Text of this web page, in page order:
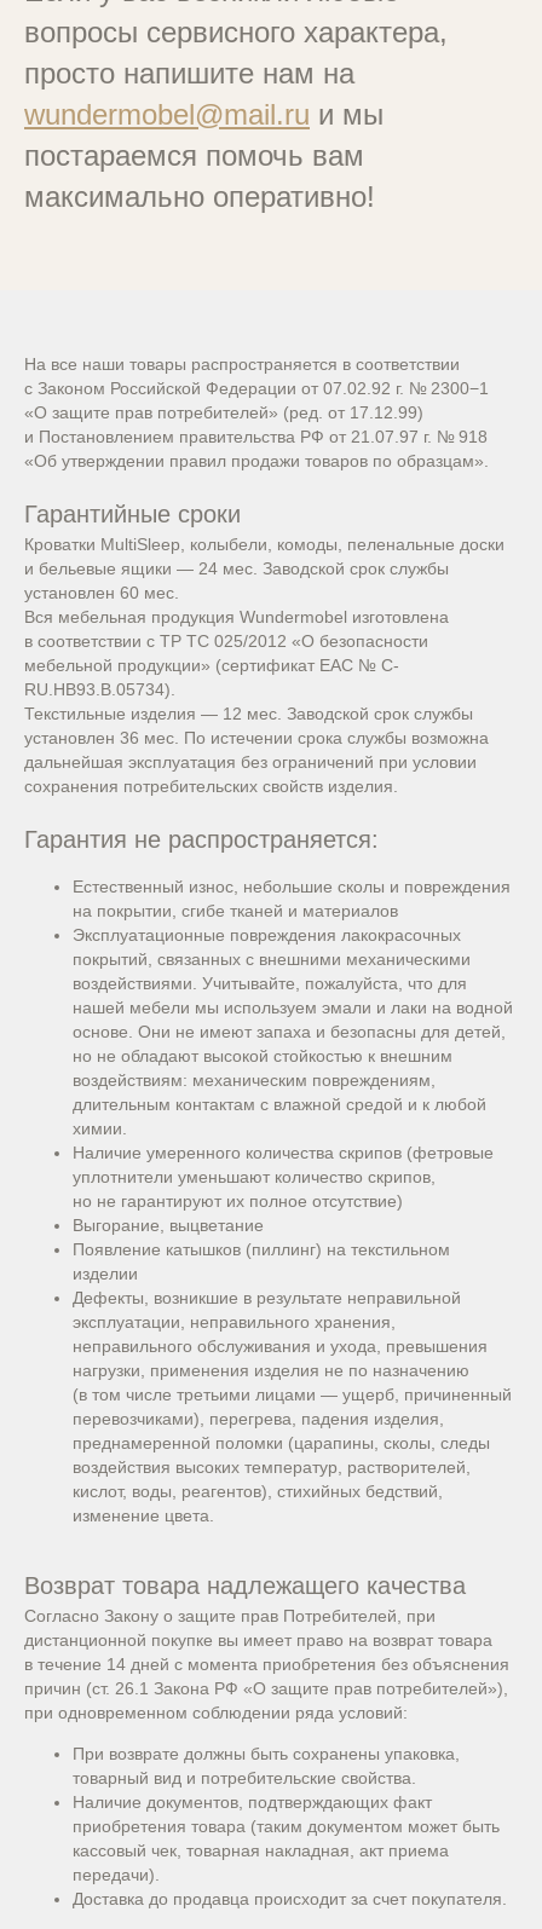
вопросы сервисного характера,
просто напишите нам на
wundermobel@mail.ru и мы
постараемся помочь вам
максимально оперативно!
На все наши товары распространяется в соответствии
с Законом Российской Федерации от 07.02.92 г. № 2300−1
«О защите прав потребителей» (ред. от 17.12.99)
и Постановлением правительства РФ от 21.07.97 г. № 918
«Об утверждении правил продажи товаров по образцам».
Гарантийные сроки
Кроватки MultiSleep, колыбели, комоды, пеленальные доски
и бельевые ящики — 24 мес. Заводской срок службы
установлен 60 мес.
Вся мебельная продукция Wundermobel изготовлена
в соответствии с ТР ТС 025/2012 «О безопасности
мебельной продукции» (сертификат ЕАС № С-
RU.НВ93.В.05734).
Текстильные изделия — 12 мес. Заводской срок службы
установлен 36 мес. По истечении срока службы возможна
дальнейшая эксплуатация без ограничений при условии
сохранения потребительских свойств изделия.
Гарантия не распространяется:
Естественный износ, небольшие сколы и повреждения
на покрытии, сгибе тканей и материалов
Эксплуатационные повреждения лакокрасочных
покрытий, связанных с внешними механическими
воздействиями. Учитывайте, пожалуйста, что для
нашей мебели мы используем эмали и лаки на водной
основе. Они не имеют запаха и безопасны для детей,
но не обладают высокой стойкостью к внешним
воздействиям: механическим повреждениям,
длительным контактам с влажной средой и к любой
химии.
Наличие умеренного количества скрипов (фетровые
уплотнители уменьшают количество скрипов,
но не гарантируют их полное отсутствие)
Выгорание, выцветание
Появление катышков (пиллинг) на текстильном
изделии
Дефекты, возникшие в результате неправильной
эксплуатации, неправильного хранения,
неправильного обслуживания и ухода, превышения
нагрузки, применения изделия не по назначению
(в том числе третьими лицами — ущерб, причиненный
перевозчиками), перегрева, падения изделия,
преднамеренной поломки (царапины, сколы, следы
воздействия высоких температур, растворителей,
кислот, воды, реагентов), стихийных бедствий,
изменение цвета.
Возврат товара надлежащего качества
Согласно Закону о защите прав Потребителей, при
дистанционной покупке вы имеет право на возврат товара
в течение 14 дней с момента приобретения без объяснения
причин (ст. 26.1 Закона РФ «О защите прав потребителей»),
при одновременном соблюдении ряда условий:
При возврате должны быть сохранены упаковка,
товарный вид и потребительские свойства.
Наличие документов, подтверждающих факт
приобретения товара (таким документом может быть
кассовый чек, товарная накладная, акт приема
передачи).
Доставка до продавца происходит за счет покупателя.